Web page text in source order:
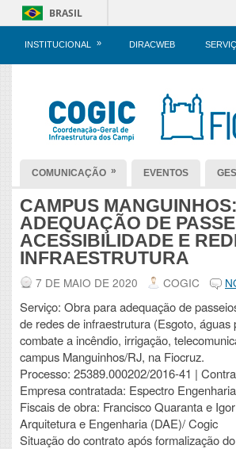
BRASIL
INSTITUCIONAL » DIRACWEB
COMUNICAÇÃO » EVENTOS
CAMPUS
ADEQUAÇÃO DE
ACESSIBILIDADE E
INFRAESTRUTURA
7 DE MAIO DE 2020 COGIC
Serviço: Obra para adequação de
de redes de infraestrutura (Esgoto,
combate a incêndio, irrigação,
campus Manguinhos/RJ, na Fiocruz.
Processo: 25389.000202/2016-41 |
Empresa contratada: Espectro
Fiscais de obra: Francisco Quaranta e
Arquitetura e Engenharia (DAE)/ Cogic
Situação do contrato após formalização